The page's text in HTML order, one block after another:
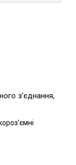
з’єднання,